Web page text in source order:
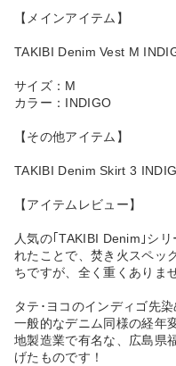
【メインアイテム】
TAKIBI Denim Vest M
サイズ：M
カラー：INDIGO
【その他アイテム】
TAKIBI Denim Skirt 3
【アイテムレビュー】
人気の｢TAKIBI Denim｣シ
れたことで、焚き火スペッ
ちですが、全く重くありま
タテ･ヨコのインディゴ先
一般的なデニム同様の経年
地製造業で有名な、広島県
げたものです！